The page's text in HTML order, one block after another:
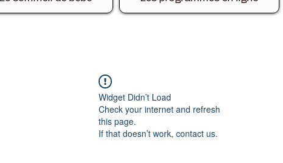
Widget Didn’t Load
Check your internet and refresh
this page.
If that doesn’t work, contact us.